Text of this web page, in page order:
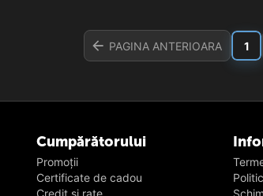
PAGINA ANTERIOARA 1
Cumpărătorului
Promoții
Certificate de cadou
Credit și rate